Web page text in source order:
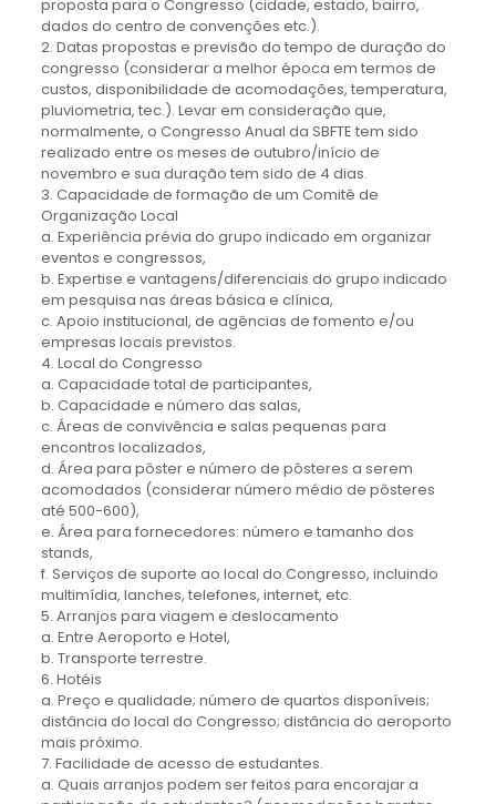
proposta para o Congresso (cidade, estado, bairro,
dados do centro de convenções etc.).
2. Datas propostas e previsão do tempo de duração do
congresso (considerar a melhor época em termos de
custos, disponibilidade de acomodações, temperatura,
pluviometria, tec.). Levar em consideração que,
normalmente, o Congresso Anual da SBFTE tem sido
realizado entre os meses de outubro/início de
novembro e sua duração tem sido de 4 dias.
3. Capacidade de formação de um Comitê de
Organização Local
a. Experiência prévia do grupo indicado em organizar
eventos e congressos,
b. Expertise e vantagens/diferenciais do grupo indicado
em pesquisa nas áreas básica e clínica,
c. Apoio institucional, de agências de fomento e/ou
empresas locais previstos.
4. Local do Congresso
a. Capacidade total de participantes,
b. Capacidade e número das salas,
c. Áreas de convivência e salas pequenas para
encontros localizados,
d. Área para pôster e número de pôsteres a serem
acomodados (considerar número médio de pôsteres
até 500-600),
e. Área para fornecedores: número e tamanho dos
stands,
f. Serviços de suporte ao local do Congresso, incluindo
multimídia, lanches, telefones, internet, etc.
5. Arranjos para viagem e deslocamento
a. Entre Aeroporto e Hotel,
b. Transporte terrestre.
6. Hotéis
a. Preço e qualidade; número de quartos disponíveis;
distância do local do Congresso; distância do aeroporto
mais próximo.
7. Facilidade de acesso de estudantes.
a. Quais arranjos podem ser feitos para encorajar a